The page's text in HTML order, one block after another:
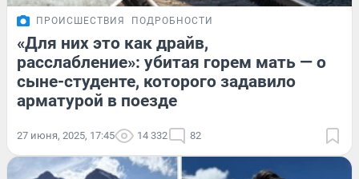
ПРОИСШЕСТВИЯ ПОДРОБНОСТИ
«Для них это как драйв,
расслабление»: убитая горем мать — о
сыне-студенте, которого задавило
арматурой в поезде
27 июня, 2025, 17:45 14 332 82